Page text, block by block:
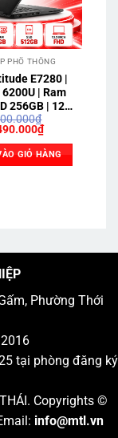
PHỔ THÔNG
E7280 |
| Ram
256GB | 12.5
HD₫
₫Giá
hiện
tại
là:
5.490.000₫.
GIỎ HÀNG
Phường Thới
tại phòng đăng ký
Copyrights ©
info@mtl.vn